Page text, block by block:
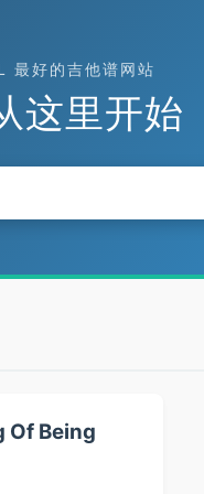
最好的吉他谱网站
这里开始
Of Being